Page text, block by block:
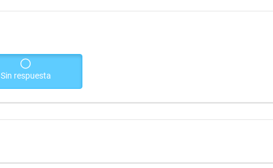
Sin respuesta